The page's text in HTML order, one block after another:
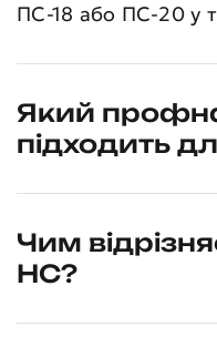
ПС-18 або ПС-20 у
Який
підходить
Чим
НС?